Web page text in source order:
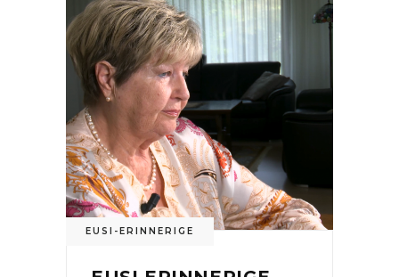
EUSI-ERINNERIGE